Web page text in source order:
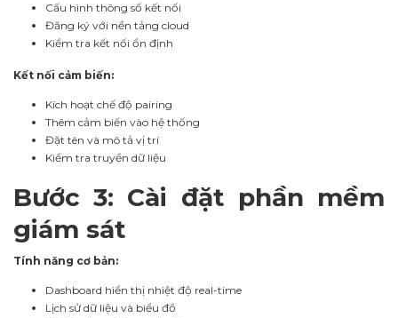
Cấu hình thông số kết nối
Đăng ký với nền tảng cloud
Kiểm tra kết nối ổn định
Kết nối cảm biến:
Kích hoạt chế độ pairing
Thêm cảm biến vào hệ thống
Đặt tên và mô tả vị trí
Kiểm tra truyền dữ liệu
Bước 3: Cài đặt phần mềm
giám sát
Tính năng cơ bản:
Dashboard hiển thị nhiệt độ real-time
Lịch sử dữ liệu và biểu đồ